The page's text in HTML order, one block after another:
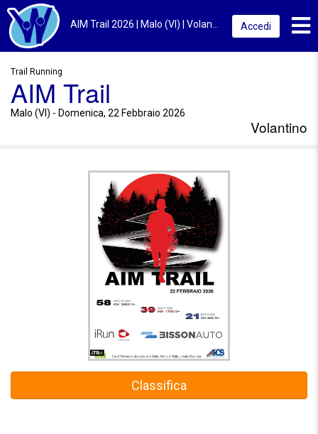
Accedi
Trail Running
AIM Trail
Malo (VI) - Domenica, 22 Febbraio 2026
Volantino
Classifica